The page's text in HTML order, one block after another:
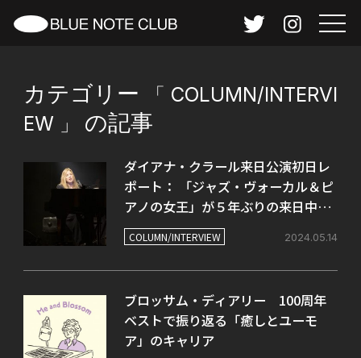
カテゴリー 「 COLUMN/INTERVI
EW 」 の記事
ダイアナ・クラール来日公演初日レ
ポート： 「ジャズ・ヴォーカル＆ピ
アノの女王」が５年ぶりの来日中。
あまりにも贅沢な音楽世界。
COLUMN/INTERVIEW 2024.05.14
ブロッサム・ディアリー 100周年
ベストで振り返る「癒しとユーモ
ア」のキャリア